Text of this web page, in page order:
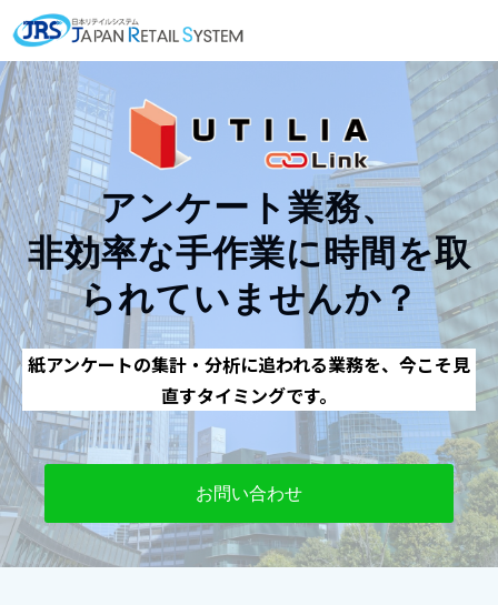
アンケート業務、
非効率な手作業に時間を取
られていませんか？
紙アンケートの集計・分析に追われる業務を、今こそ見
直すタイミングです。
お問い合わせ